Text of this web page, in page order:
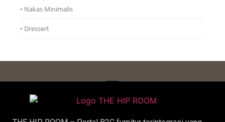
• Nakas Minimalis
• Dressert